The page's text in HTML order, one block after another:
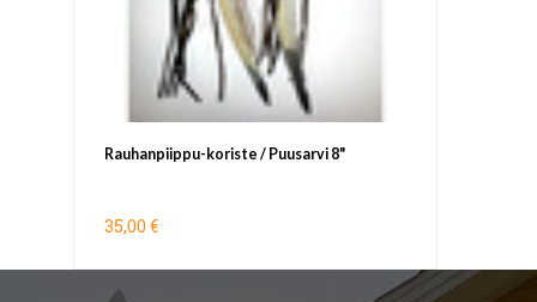
Rauhanpiippu-koriste / Puusarvi 8"
35,00 €